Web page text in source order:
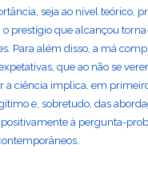
seja ao nível teórico,
o prestígio que alcançou
Para além disso, a má
que ao não se
a ciência implica, em
e, sobretudo, das
à pergunta-